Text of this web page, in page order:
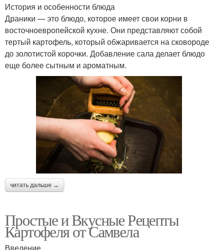
История и особенности блюда
Драники — это блюдо, которое имеет свои корни в
восточноевропейской кухне. Они представляют собой
тертый картофель, который обжаривается на сковороде
до золотистой корочки. Добавление сала делает блюдо
еще более сытным и ароматным.
читать дальше →
Простые и Вкусные Рецепты
Картофеля от Самвела